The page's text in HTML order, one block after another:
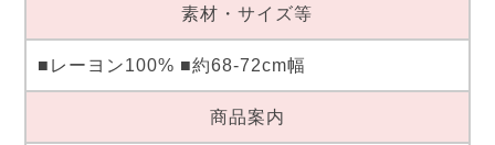
素材・サイズ等
■レーヨン100% ■約68-72cm幅
商品案内